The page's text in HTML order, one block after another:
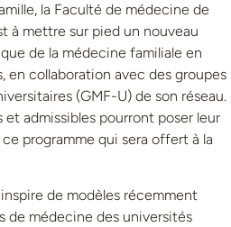
la Faculté de médecine de
à mettre sur pied un nouveau
de la médecine familiale en
en collaboration avec des groupes
(GMF-U) de son réseau.
et admissibles pourront poser leur
programme qui sera offert à la
de modèles récemment
de médecine des universités